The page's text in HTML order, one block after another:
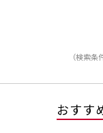
（検索
おすす